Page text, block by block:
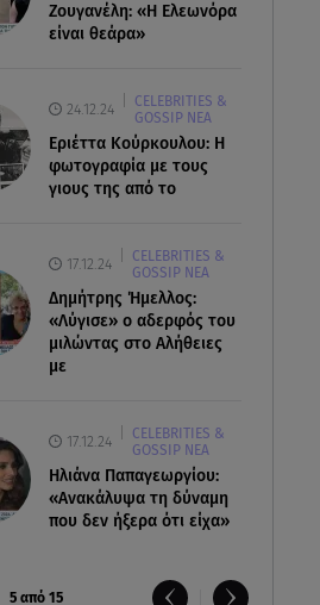
Ζουγανέλη: «Η Ελεωνόρα
είναι θεάρα»
24.12.24
CELEBRITIES &
GOSSIP ΝΕΑ
Εριέττα Κούρκουλου: Η
φωτογραφία με τους
γιους της από το
17.12.24
CELEBRITIES &
GOSSIP ΝΕΑ
Δημήτρης Ήμελλος:
«Λύγισε» ο αδερφός του
μιλώντας στο Αλήθειες
με
17.12.24
CELEBRITIES &
GOSSIP ΝΕΑ
Ηλιάνα Παπαγεωργίου:
«Ανακάλυψα τη δύναμη
που δεν ήξερα ότι είχα»
5 από 15